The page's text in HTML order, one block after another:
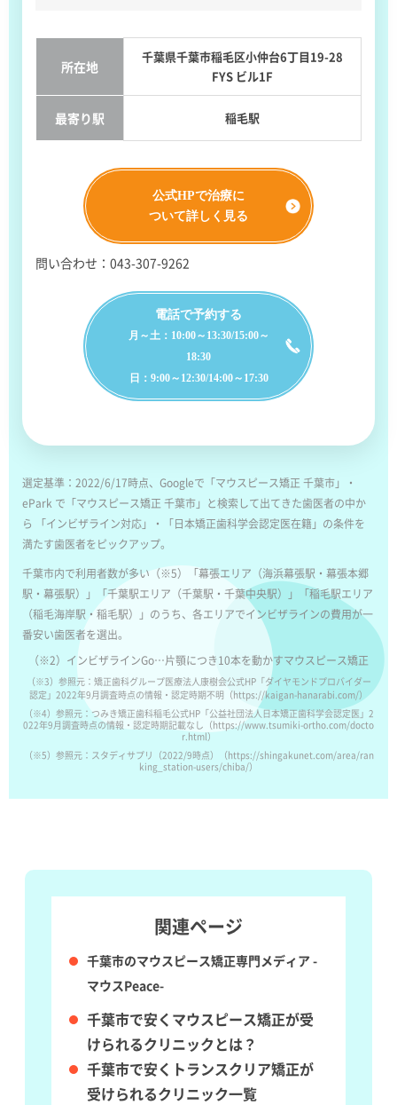
所在地
千葉県千葉市稲毛区小仲台6丁目19-28
FYS ビル1F
最寄り駅 稲毛駅
公式HPで治療に
ついて詳しく見る
問い合わせ：043-307-9262
電話で予約する
月～土：10:00～13:30/15:00～
18:30
日：9:00～12:30/14:00～17:30
選定基準：2022/6/17時点、Googleで「マウスピース矯正 千葉市」・
ePark で「マウスピース矯正 千葉市」と検索して出てきた歯医者の中か
ら 「インビザライン対応」・「日本矯正歯科学会認定医在籍」の条件を
満たす歯医者をピックアップ。
千葉市内で利用者数が多い（※5）「幕張エリア（海浜幕張駅・幕張本郷
駅・幕張駅）」「千葉駅エリア（千葉駅・千葉中央駅）」「稲毛駅エリア
（稲毛海岸駅・稲毛駅）」のうち、各エリアでインビザラインの費用が一
番安い歯医者を選出。
（※2）インビザラインGo…片顎につき10本を動かすマウスピース矯正
（※3）参照元：矯正歯科グループ医療法人康樹会公式HP「ダイヤモンドプロバイダー
認定」2022年9月調査時点の情報・認定時期不明（https://kaigan-hanarabi.com/）
（※4）参照元：つみき矯正歯科稲毛公式HP「公益社団法人日本矯正歯科学会認定医」2
022年9月調査時点の情報・認定時期記載なし（https://www.tsumiki-ortho.com/docto
r.html）
（※5）参照元：スタディサプリ（2022/9時点）（https://shingakunet.com/area/ran
king_station-users/chiba/）
関連ページ
千葉市のマウスピース矯正専門メディア -
マウスPeace-
千葉市で安くマウスピース矯正が受
けられるクリニックとは？
千葉市で安くトランスクリア矯正が
受けられるクリニック一覧